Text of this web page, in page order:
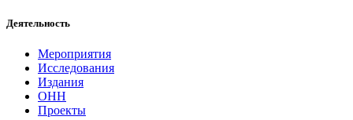
Деятельность
Мероприятия
Исследования
Издания
ОНН
Проекты